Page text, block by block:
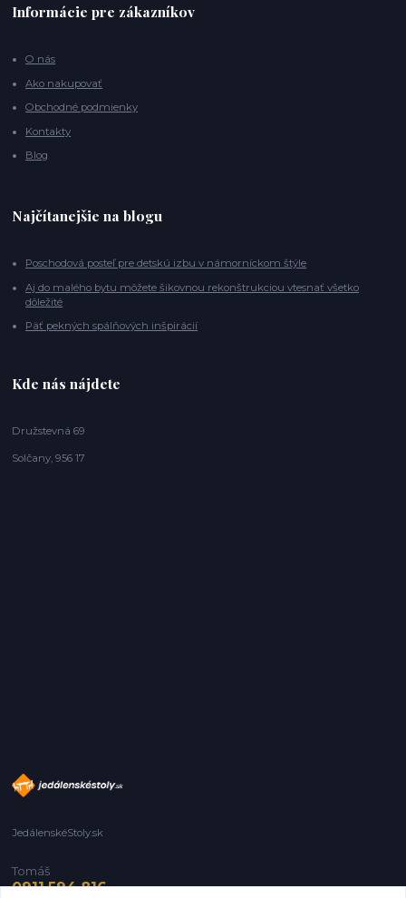
Informácie pre zákazníkov
O nás
Ako nakupovať
Obchodné podmienky
Kontakty
Blog
Najčítanejšie na blogu
Poschodová posteľ pre detskú izbu v námorníckom štýle
Aj do malého bytu môžete šikovnou rekonštrukciou vtesnať všetko
dôležité
Päť pekných spálňových inšpirácií
Kde nás nájdete
Družstevná 69
Solčany, 956 17
JedálenskéStoly.sk
Tomáš
0911 594 816